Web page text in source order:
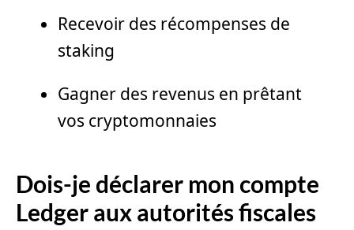
Recevoir des récompenses de
staking
Gagner des revenus en prêtant
vos cryptomonnaies
Dois-je déclarer mon compte
Ledger aux autorités fiscales